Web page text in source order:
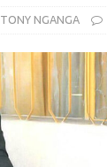
TONY NGANGA